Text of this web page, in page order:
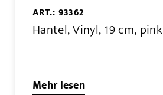
ART.: 93362
Hantel, Vinyl, 19 cm, pink
Mehr lesen